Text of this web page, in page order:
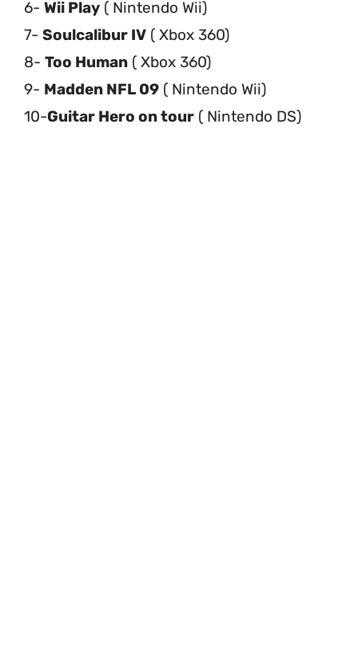
6- Wii Play ( Nintendo Wii)
7- Soulcalibur IV ( Xbox 360)
8- Too Human ( Xbox 360)
9- Madden NFL 09 ( Nintendo Wii)
10-Guitar Hero on tour ( Nintendo DS)